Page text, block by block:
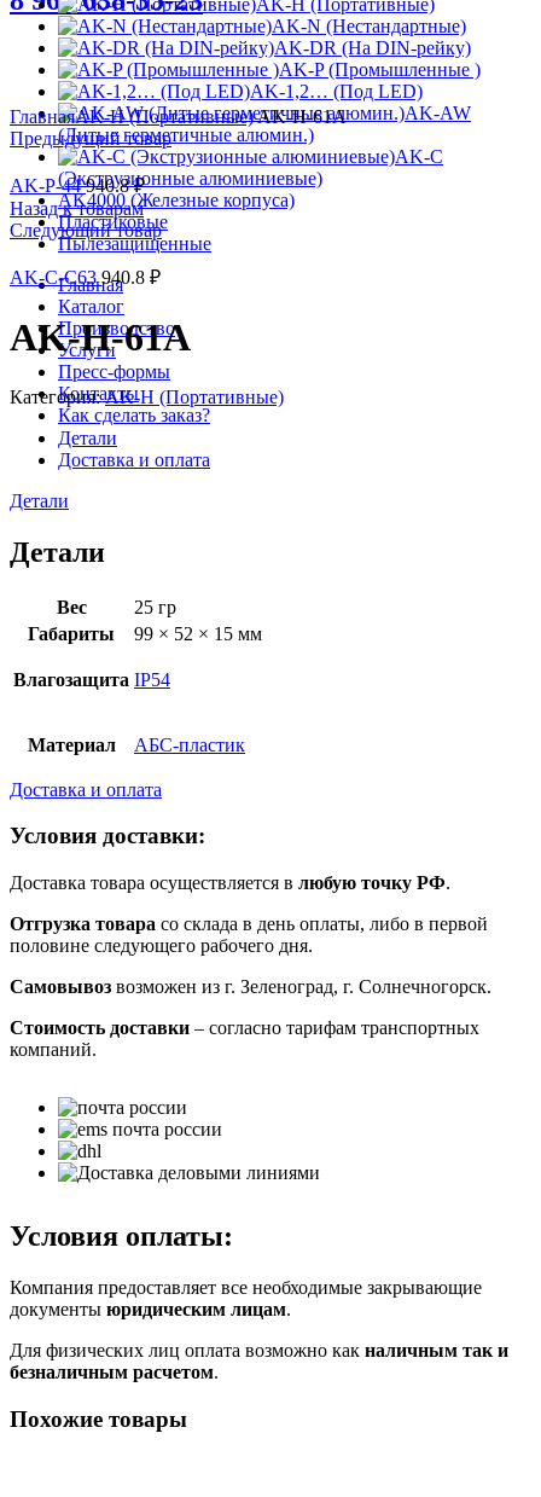
AK-H (Портативные)
AK-N (Нестандартные)
AK-DR (На DIN-рейку)
AK-P (Промышленные )
AK-1,2… (Под LED)
AK-AW
(Литые герметичные алюмин.)
AK-C
(Экструзионные алюминиевые)
AK4000 (Железные корпуса)
Пластиковые
Пылезащищенные
Главная
Каталог
Производство
Услуги
Пресс-формы
Контакты
Как сделать заказ?
Увеличить
ГлавнаяAK-H (Портативные)AK-H-61A
Предыдущий товар
AK-P-44940.8₽
Назад к товарам
Следующий товар
AK-C-C63940.8 ₽
AK-H-61A
Категория:AK-H (Портативные)
Детали
Доставка и оплата
Детали
Детали
Вес
25 гр
Габариты
99 × 52 × 15 мм
Влагозащита IP54
Материал АБС-пластик
Доставка и оплата
Условия доставки:
Доставка товара осуществляется в любую точку РФ.
Отгрузка товара со склада в день оплаты, либо в первой
половине следующего рабочего дня.
Самовывоз возможен из г. Зеленоград, г. Солнечногорск.
Стоимость доставки – согласно тарифам транспортных
компаний.
Условия оплаты:
Компания предоставляет все необходимые закрывающие
документы юридическим лицам.
Для физических лиц оплата возможно как наличным так и
безналичным расчетом.
Похожие товары